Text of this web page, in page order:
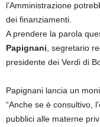
l’Amministrazione
dei finanziamenti.
A prendere la parola
Papignani , segretario
presidente dei Verdi di
Papignani lancia un
“Anche se è consultivo,
pubblici alle materne